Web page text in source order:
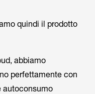
quindi il prodotto
abbiamo
perfettamente con
autoconsumo